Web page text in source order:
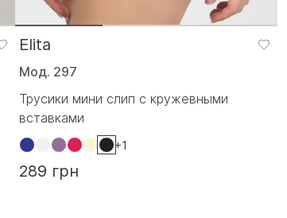
Elita
Мод. 297
Трусики мини слип с кружевными
вставками
+1
289 грн